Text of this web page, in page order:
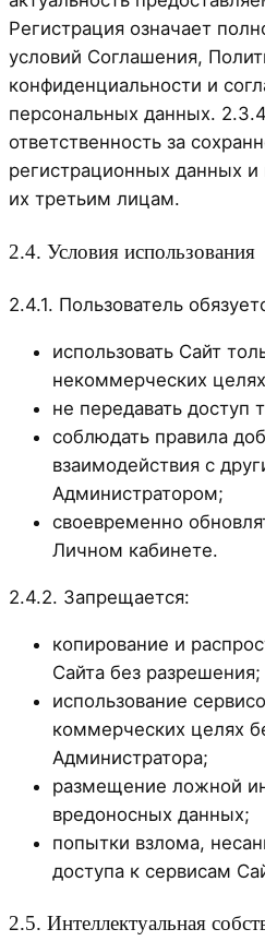
Регистрация означает
условий Соглашения,
конфиденциальности и
персональных данных.
ответственность за
регистрационных данных и
их третьим лицам.
2.4. Условия использования
2.4.1. Пользователь
использовать Сайт
некоммерческих
не передавать доступ
соблюдать правила
взаимодействия с
Администратором;
своевременно
Личном кабинете.
2.4.2. Запрещается:
копирование и
Сайта без разрешения;
использование
коммерческих целях
Администратора;
размещение ложной
вредоносных данных;
попытки взлома,
доступа к сервисам
2.5. Интеллектуальная